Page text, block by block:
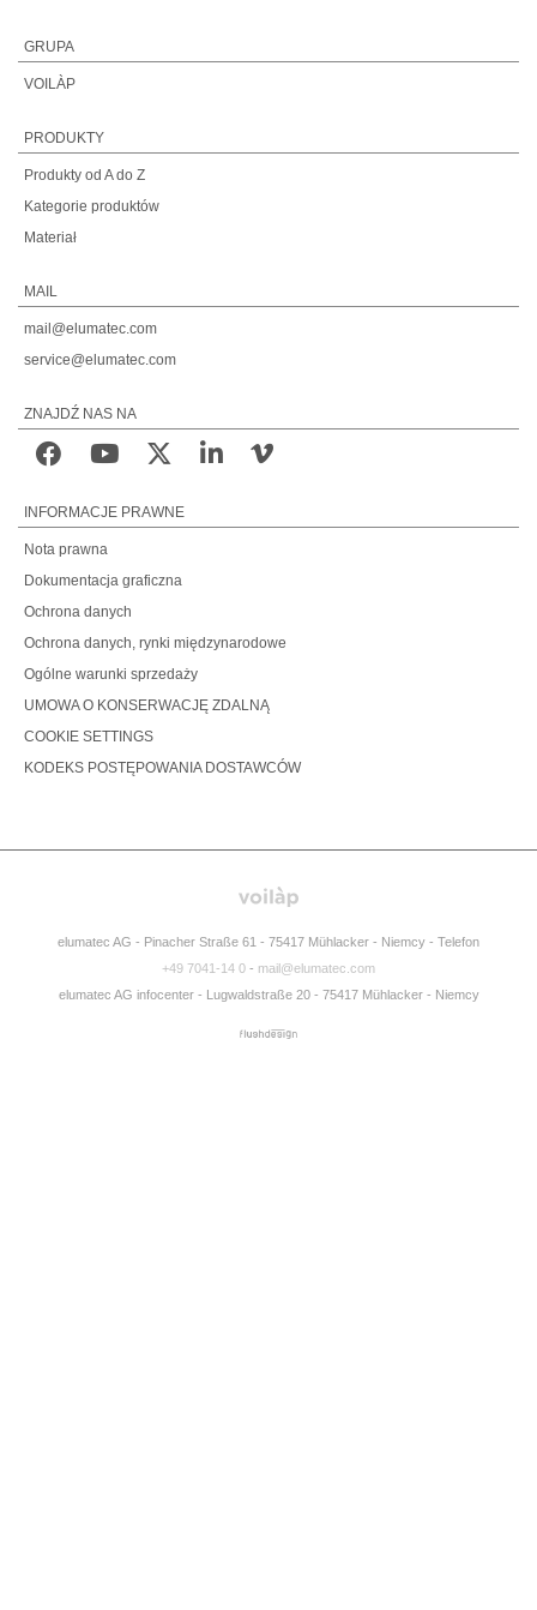
GRUPA
VOILÀP
PRODUKTY
Produkty od A do Z
Kategorie produktów
Materiał
MAIL
mail@elumatec.com
service@elumatec.com
ZNAJDŹ NAS NA
INFORMACJE PRAWNE
Nota prawna
Dokumentacja graficzna
Ochrona danych
Ochrona danych, rynki międzynarodowe
Ogólne warunki sprzedaży
UMOWA O KONSERWACJĘ ZDALNĄ
COOKIE SETTINGS
KODEKS POSTĘPOWANIA DOSTAWCÓW
elumatec AG - Pinacher Straße 61 - 75417 Mühlacker - Niemcy - Telefon
+49 7041-14 0 - mail@elumatec.com
elumatec AG infocenter - Lugwaldstraße 20 - 75417 Mühlacker - Niemcy